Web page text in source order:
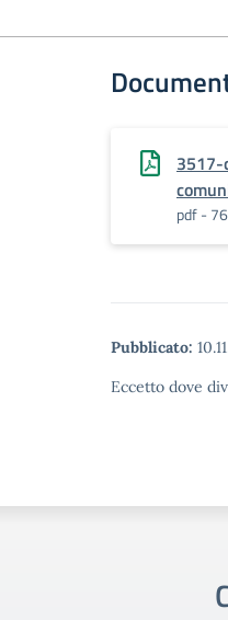
pdf -
Pubblicato:
Eccetto dove